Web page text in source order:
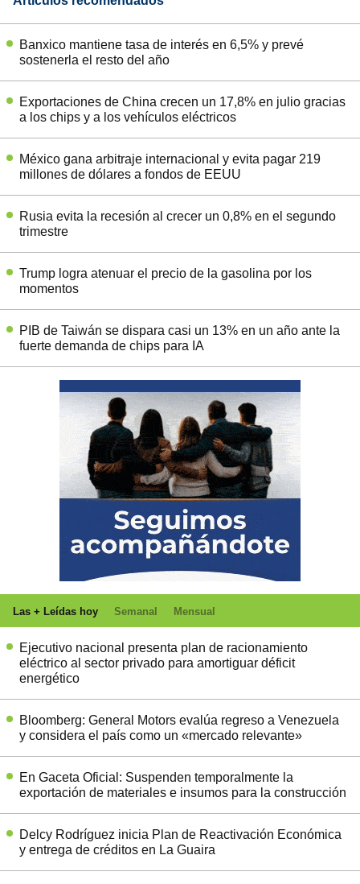
Banxico mantiene tasa de interés en 6,5% y prevé
sostenerla el resto del año
Exportaciones de China crecen un 17,8% en julio gracias
a los chips y a los vehículos eléctricos
México gana arbitraje internacional y evita pagar 219
millones de dólares a fondos de EEUU
Rusia evita la recesión al crecer un 0,8% en el segundo
trimestre
Trump logra atenuar el precio de la gasolina por los
momentos
PIB de Taiwán se dispara casi un 13% en un año ante la
fuerte demanda de chips para IA
Las + Leídas hoy Semanal Mensual
Ejecutivo nacional presenta plan de racionamiento
eléctrico al sector privado para amortiguar déficit
energético
Bloomberg: General Motors evalúa regreso a Venezuela
y considera el país como un «mercado relevante»
En Gaceta Oficial: Suspenden temporalmente la
exportación de materiales e insumos para la construcción
Delcy Rodríguez inicia Plan de Reactivación Económica
y entrega de créditos en La Guaira